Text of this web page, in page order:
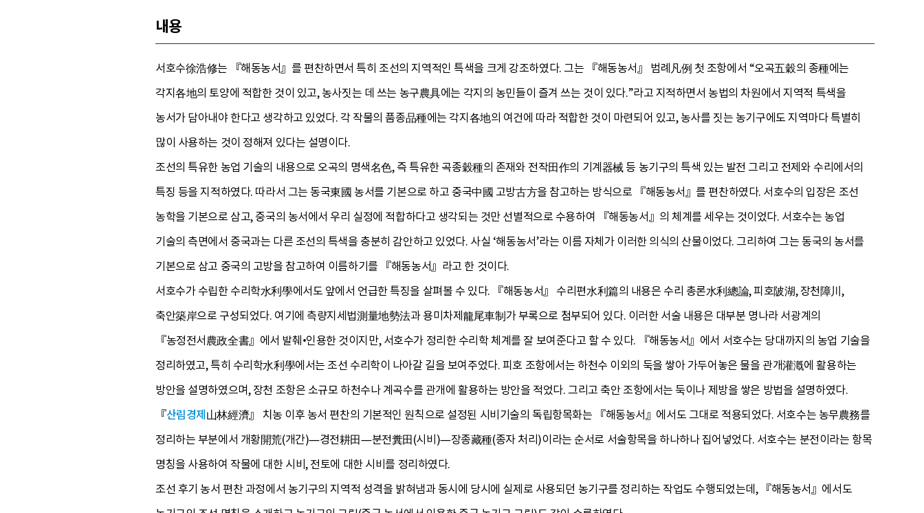
내용
서호수徐浩修는 『해동농서』를 편찬하면서 특히 조선의 지역적인 특색을 크게 강조하였다. 그는 『해동농서』 범례凡例 첫 조항에서 “오곡五穀의 종種에는
각지各地의 토양에 적합한 것이 있고, 농사짓는 데 쓰는 농구農具에는 각지의 농민들이 즐겨 쓰는 것이 있다.”라고 지적하면서 농법의 차원에서 지역적 특색을
농서가 담아내야 한다고 생각하고 있었다. 각 작물의 품종品種에는 각지各地의 여건에 따라 적합한 것이 마련되어 있고, 농사를 짓는 농기구에도 지역마다 특별히
많이 사용하는 것이 정해져 있다는 설명이다.
조선의 특유한 농업 기술의 내용으로 오곡의 명색名色, 즉 특유한 곡종穀種의 존재와 전작田作의 기계器械 등 농기구의 특색 있는 발전 그리고 전제와 수리에서의
특징 등을 지적하였다. 따라서 그는 동국東國 농서를 기본으로 하고 중국中國 고방古方을 참고하는 방식으로 『해동농서』를 편찬하였다. 서호수의 입장은 조선
농학을 기본으로 삼고, 중국의 농서에서 우리 실정에 적합하다고 생각되는 것만 선별적으로 수용하여 『해동농서』의 체계를 세우는 것이었다. 서호수는 농업
기술의 측면에서 중국과는 다른 조선의 특색을 충분히 감안하고 있었다. 사실 ‘해동농서’라는 이름 자체가 이러한 의식의 산물이었다. 그리하여 그는 동국의 농서를
기본으로 삼고 중국의 고방을 참고하여 이름하기를 『해동농서』라고 한 것이다.
서호수가 수립한 수리학水利學에서도 앞에서 언급한 특징을 살펴볼 수 있다. 『해동농서』 수리편水利篇의 내용은 수리 총론水利總論, 피호陂湖, 장천障川,
축안築岸으로 구성되었다. 여기에 측량지세법測量地勢法과 용미차제龍尾車制가 부록으로 첨부되어 있다. 이러한 서술 내용은 대부분 명나라 서광계의
『농정전서農政全書』에서 발췌•인용한 것이지만, 서호수가 정리한 수리학 체계를 잘 보여준다고 할 수 있다. 『해동농서』에서 서호수는 당대까지의 농업 기술을
정리하였고, 특히 수리학水利學에서는 조선 수리학이 나아갈 길을 보여주었다. 피호 조항에서는 하천수 이외의 둑을 쌓아 가두어놓은 물을 관개灌漑에 활용하는
방안을 설명하였으며, 장천 조항은 소규모 하천수나 계곡수를 관개에 활용하는 방안을 적었다. 그리고 축안 조항에서는 둑이나 제방을 쌓은 방법을 설명하였다.
『산림경제山林經濟』 치농 이후 농서 편찬의 기본적인 원칙으로 설정된 시비기술의 독립항목화는 『해동농서』에서도 그대로 적용되었다. 서호수는 농무農務를
정리하는 부분에서 개황開荒(개간)—경전耕田—분전糞田(시비)—장종藏種(종자 처리)이라는 순서로 서술항목을 하나하나 집어넣었다. 서호수는 분전이라는 항목
명칭을 사용하여 작물에 대한 시비, 전토에 대한 시비를 정리하였다.
조선 후기 농서 편찬 과정에서 농기구의 지역적 성격을 밝혀냄과 동시에 당시에 실제로 사용되던 농기구를 정리하는 작업도 수행되었는데, 『해동농서』에서도